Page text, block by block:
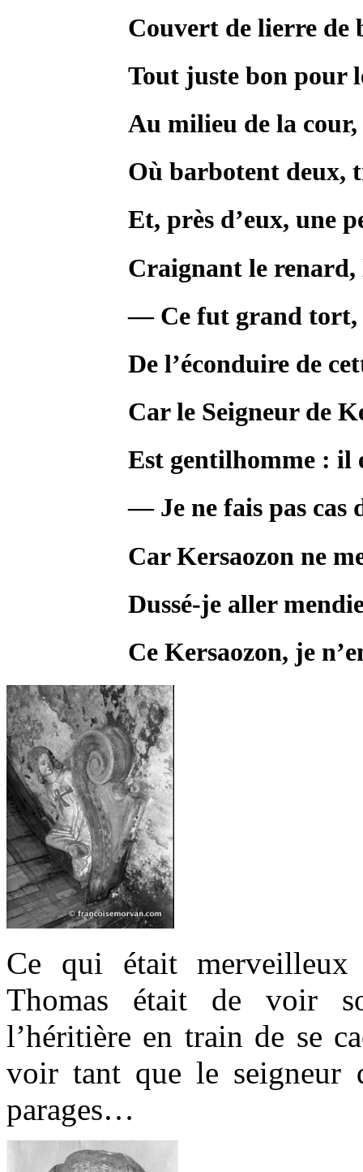
Couvert de lierre de
Tout juste bon pour
Au milieu de la cour,
Où barbotent deux,
Et, près d’eux, une
Craignant le
— Ce fut grand tort,
De l’éconduire de
Car le Seigneur de
Est gentilhomme : il
— Je ne fais pas cas
Car Kersaozon ne
Dussé-je aller
Ce Kersaozon, je
Ce qui était
Thomas était de voir
l’héritière en train de se
voir tant que le seigneur
parages…